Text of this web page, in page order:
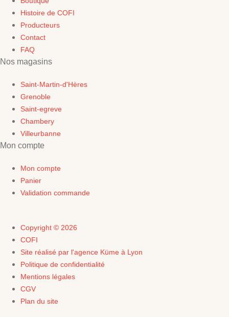
Histoire de COFI
Producteurs
Contact
FAQ
Nos magasins
Saint-Martin-d'Hères
Grenoble
Saint-egreve
Chambery
Villeurbanne
Mon compte
Mon compte
Panier
Validation commande
Copyright © 2026
COFI
Site réalisé par l'agence Küme à Lyon
Politique de confidentialité
Mentions légales
CGV
Plan du site